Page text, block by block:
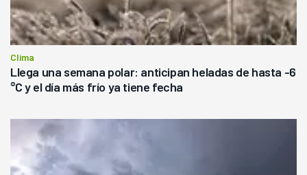
Clima
Llega una semana polar: anticipan heladas de hasta -6
°C y el día más frío ya tiene fecha